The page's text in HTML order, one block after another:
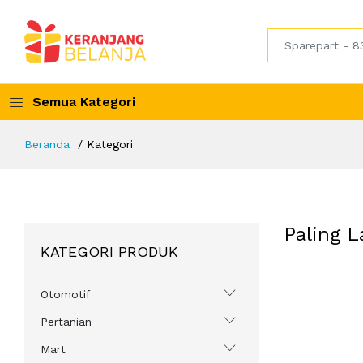
Semua Kategori
Beranda Kategori
KATEGORI PRODUK
Otomotif
Pertanian
Mart
Paling